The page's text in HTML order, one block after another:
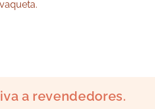
a revendedores.